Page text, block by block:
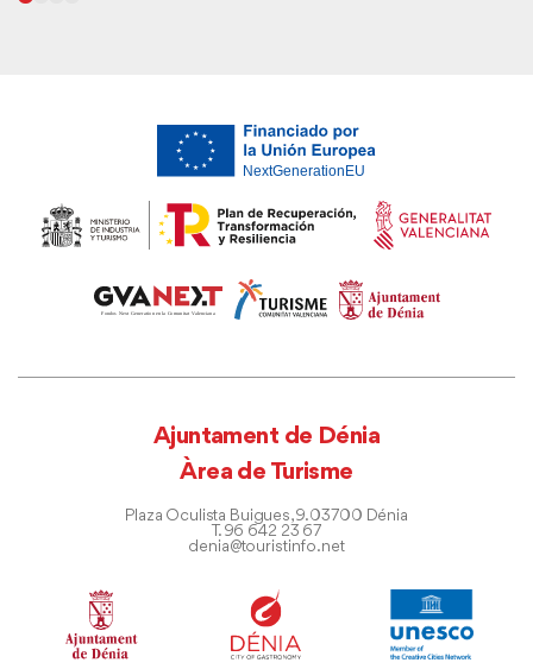
Ajuntament de Dénia
Àrea de Turisme
Plaza Oculista Buigues, 9. 03700 Dénia
T. 96 642 23 67
denia@touristinfo.net